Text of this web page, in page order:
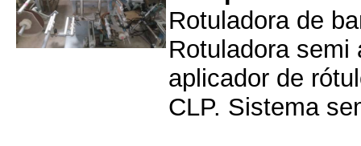
Rotuladora de
Rotuladora
aplicador de
CLP. Sistema